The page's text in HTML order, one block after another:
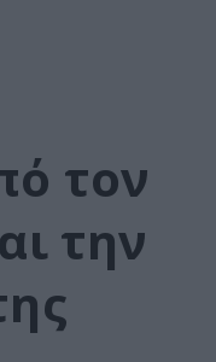
τον
την